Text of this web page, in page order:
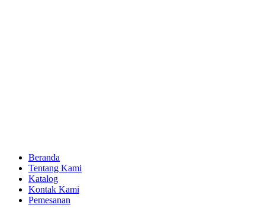
Beranda
Tentang Kami
Katalog
Kontak Kami
Pemesanan